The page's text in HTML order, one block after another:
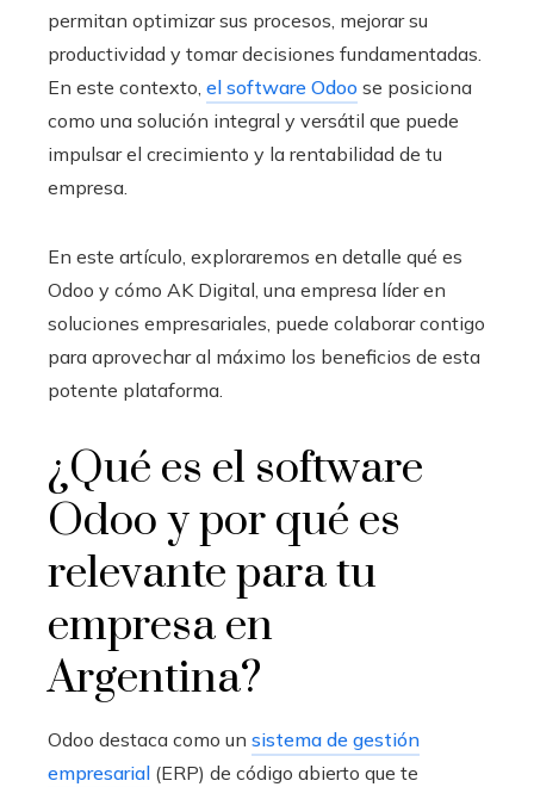
permitan optimizar sus procesos, mejorar su
productividad y tomar decisiones fundamentadas.
En este contexto, el software Odoo se posiciona
como una solución integral y versátil que puede
impulsar el crecimiento y la rentabilidad de tu
empresa.
En este artículo, exploraremos en detalle qué es
Odoo y cómo AK Digital, una empresa líder en
soluciones empresariales, puede colaborar contigo
para aprovechar al máximo los beneficios de esta
potente plataforma.
¿Qué es el software
Odooy por qué es
relevante para tu
empresa en
Argentina?
Odoo destaca como un sistema de gestión
empresarial (ERP) de código abierto que te